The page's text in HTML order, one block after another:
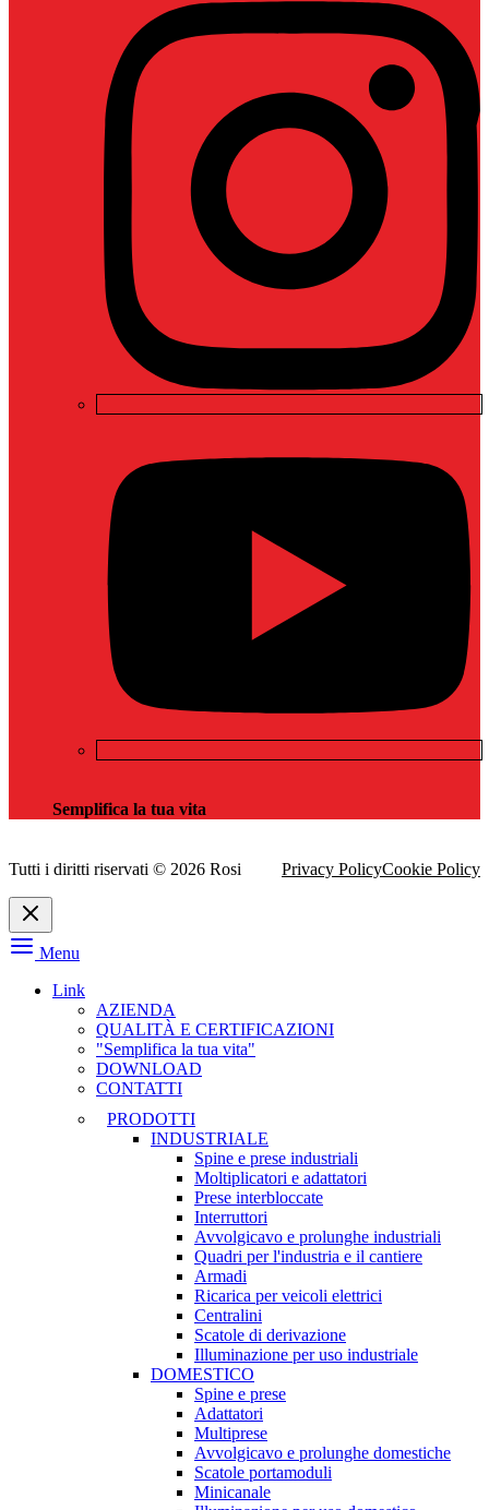
Semplifica la tua vita
Tutti i diritti riservati © 2026 Rosi Privacy PolicyCookie Policy
Menu
Link
AZIENDA
QUALITÀ E CERTIFICAZIONI
"Semplifica la tua vita"
DOWNLOAD
CONTATTI
PRODOTTI
INDUSTRIALE
Spine e prese industriali
Moltiplicatori e adattatori
Prese interbloccate
Interruttori
Avvolgicavo e prolunghe industriali
Quadri per l'industria e il cantiere
Armadi
Ricarica per veicoli elettrici
Centralini
Scatole di derivazione
Illuminazione per uso industriale
DOMESTICO
Spine e prese
Adattatori
Multiprese
Avvolgicavo e prolunghe domestiche
Scatole portamoduli
Minicanale